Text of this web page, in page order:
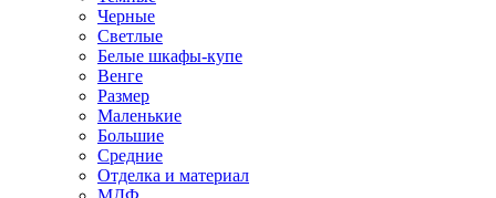
Черные
Светлые
Белые шкафы-купе
Венге
Размер
Маленькие
Большие
Средние
Отделка и материал